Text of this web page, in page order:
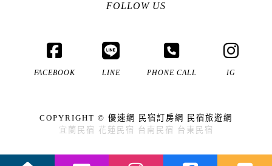
FOLLOW US
FACEBOOK LINE PHONE CALL IG
COPYRIGHT © 優速網 民宿訂房網
民宿旅遊網
宜蘭民宿 花蓮民宿 台南民宿 台東民宿